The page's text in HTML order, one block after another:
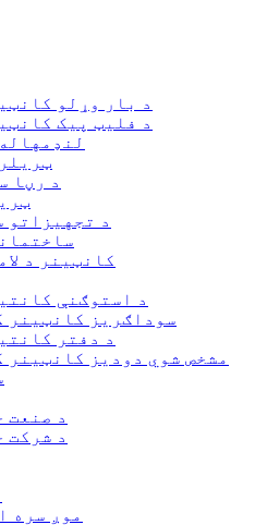
د بار وړلو
د فلیټ پیک
د رڼا
د تجهیزاتو
کانټینر د
د استوګنې
سوداګریز کانټینر
د دفتر
مشخص شوي دودیز کانټینر
د صنعت
د شرکت
موږ سره